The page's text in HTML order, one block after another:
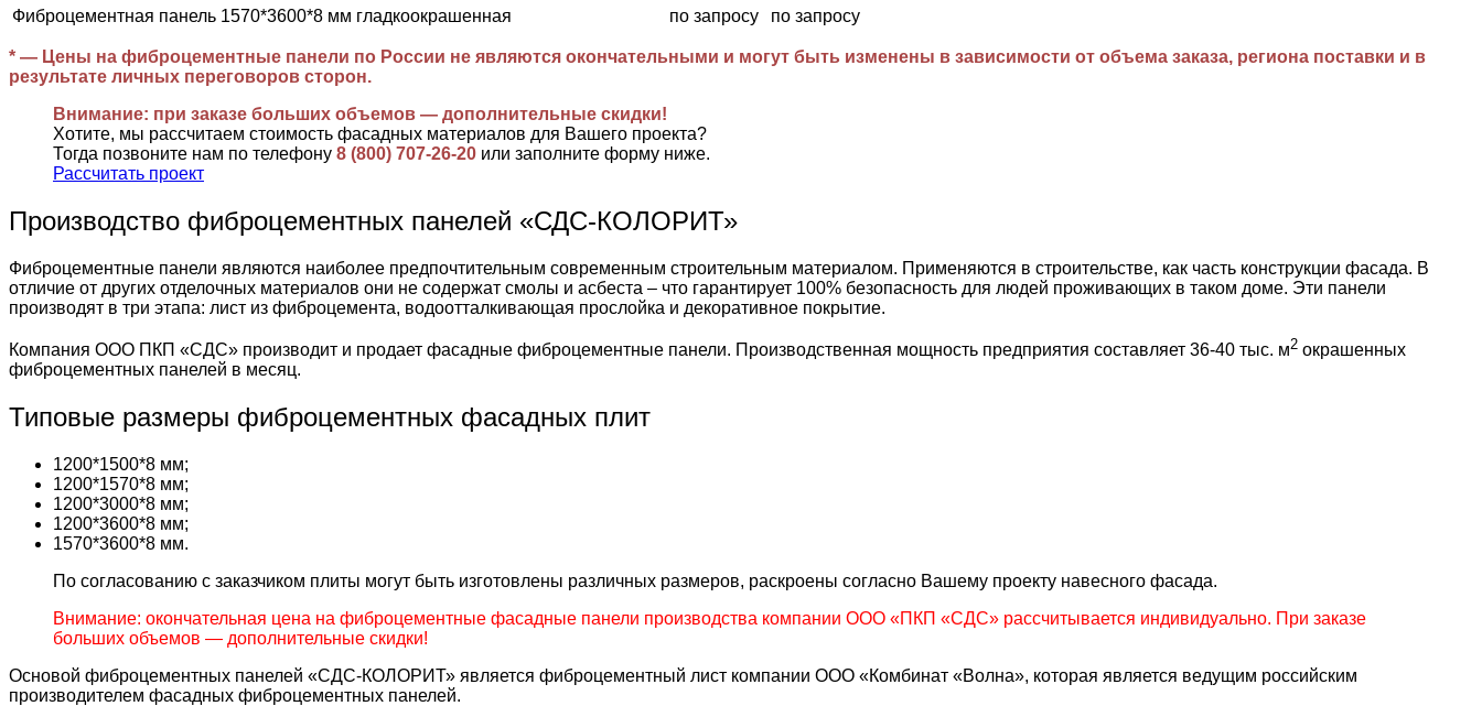
Фиброцементная панель 1570*3600*8 мм гладкоокрашенная по запросу по запросу
* — Цены на фиброцементные панели по России не являются окончательными и могут быть изменены в зависимости от объема заказа, региона поставки и в
результате личных переговоров сторон.
Внимание: при заказе больших объемов — дополнительные скидки!
Хотите, мы рассчитаем стоимость фасадных материалов для Вашего проекта?
Тогда позвоните нам по телефону 8 (800) 707-26-20 или заполните форму ниже.
Рассчитать проект
Производство фиброцементных панелей «СДС-КОЛОРИТ»
Фиброцементные панели являются наиболее предпочтительным современным строительным материалом. Применяются в строительстве, как часть конструкции фасада. В
отличие от других отделочных материалов они не содержат смолы и асбеста – что гарантирует 100% безопасность для людей проживающих в таком доме. Эти панели
производят в три этапа: лист из фиброцемента, водоотталкивающая прослойка и декоративное покрытие.
Компания ООО ПКП «СДС» производит и продает фасадные фиброцементные панели. Производственная мощность предприятия составляет 36-40 тыс. м2 окрашенных
фиброцементных панелей в месяц.
Типовые размеры фиброцементных фасадных плит
1200*1500*8 мм;
1200*1570*8 мм;
1200*3000*8 мм;
1200*3600*8 мм;
1570*3600*8 мм.
По согласованию с заказчиком плиты могут быть изготовлены различных размеров, раскроены согласно Вашему проекту навесного фасада.
Внимание: окончательная цена на фиброцементные фасадные панели производства компании ООО «ПКП «СДС» рассчитывается индивидуально. При заказе
больших объемов — дополнительные скидки!
Основой фиброцементных панелей «СДС-КОЛОРИТ» является фиброцементный лист компании ООО «Комбинат «Волна», которая является ведущим российским
производителем фасадных фиброцементных панелей.